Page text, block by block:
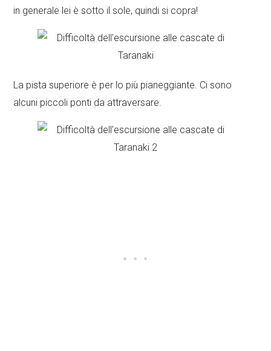
in generale lei è sotto il sole, quindi si copra!
La pista superiore è per lo più pianeggiante. Ci sono
alcuni piccoli ponti da attraversare.